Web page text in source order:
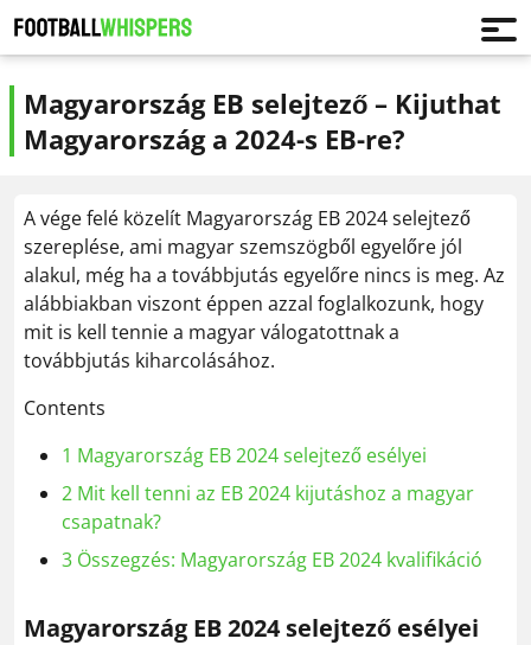
Magyarország EB selejtező – Kijuthat
Magyarország a 2024-s EB-re?
A vége felé közelít Magyarország EB 2024 selejtező
szereplése, ami magyar szemszögből egyelőre jól
alakul, még ha a továbbjutás egyelőre nincs is meg. Az
alábbiakban viszont éppen azzal foglalkozunk, hogy
mit is kell tennie a magyar válogatottnak a
továbbjutás kiharcolásához.
Contents
1 Magyarország EB 2024 selejtező esélyei
2 Mit kell tenni az EB 2024 kijutáshoz a magyar
csapatnak?
3 Összegzés: Magyarország EB 2024 kvalifikáció
Magyarország EB 2024 selejtező esélyei